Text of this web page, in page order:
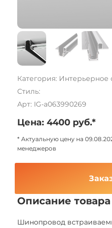
Категория:
Стиль:
Арт: IG-a063990269
Цена: 4400 руб.*
* Актуальную цену на
менеджеров
Описание товара
Шинопровод